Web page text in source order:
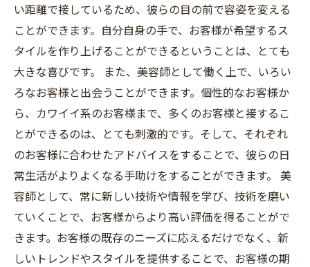
い距離で接しているため、彼らの目の前で容姿を変える
ことができます。自分自身の手で、お客様が希望するス
タイルを作り上げることができるということは、とても
大きな喜びです。 また、美容師として働く上で、いろい
ろなお客様と出会うことができます。個性的なお客様か
ら、カワイイ系のお客様まで、多くのお客様と接するこ
とができるのは、とても刺激的です。そして、それぞれ
のお客様に合わせたアドバイスをすることで、彼らの日
常生活がよりよくなる手助けをすることができます。 美
容師として、常に新しい技術や情報を学び、技術を磨い
ていくことで、お客様からより高い評価を得ることがで
きます。お客様の既存のニーズに応えるだけでなく、新
しいトレンドやスタイルを提供することで、お客様の期